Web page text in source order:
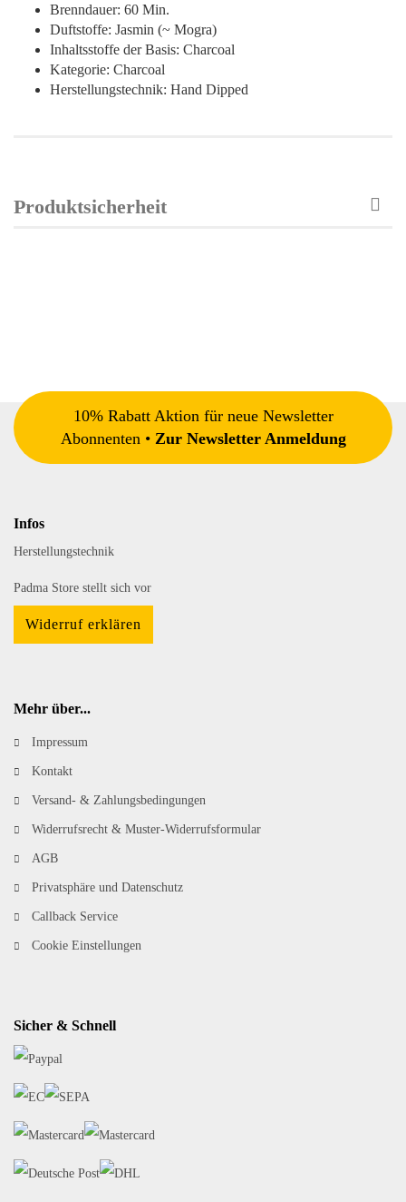
Brenndauer: 60 Min.
Duftstoffe: Jasmin (~ Mogra)
Inhaltsstoffe der Basis: Charcoal
Kategorie: Charcoal
Herstellungstechnik: Hand Dipped
Produktsicherheit
10% Rabatt Aktion für neue Newsletter
Abonnenten • Zur Newsletter Anmeldung
Infos
Herstellungstechnik
Padma Store stellt sich vor
Widerruf erklären
Mehr über...
Impressum
Kontakt
Versand- & Zahlungsbedingungen
Widerrufsrecht & Muster-Widerrufsformular
AGB
Privatsphäre und Datenschutz
Callback Service
Cookie Einstellungen
Sicher & Schnell